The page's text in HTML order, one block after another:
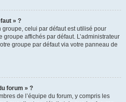
» ?
groupe, celui par défaut est utilisé pour
affichés par défaut. L’administrateur
groupe par défaut via votre panneau de
forum » ?
de l’équipe du forum, y compris les